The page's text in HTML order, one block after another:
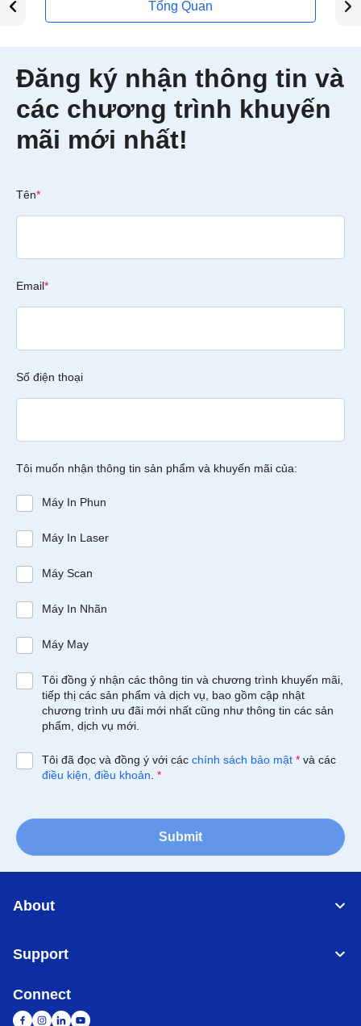
Tổng Quan
Đăng ký nhận thông tin và
các chương trình khuyến
mãi mới nhất!
Tên*
Email*
Số điện thoại
Tôi muốn nhận thông tin sản phẩm và khuyến mãi của:
Máy In Phun
Máy In Laser
Máy Scan
Máy In Nhãn
Máy May
Tôi đồng ý nhận các thông tin và chương trình khuyến mãi,
tiếp thị các sản phẩm và dịch vụ, bao gồm cập nhật
chương trình ưu đãi mới nhất cũng như thông tin các sản
phẩm, dịch vụ mới.
Tôi đã đọc và đồng ý với các chính sách bảo mật * và các
điều kiện, điều khoản *
Submit
About
Support
Connect